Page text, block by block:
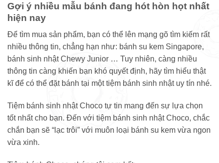
Gợi ý nhiều mẫu bánh đang hót hòn họt nhất
hiện nay
Để tìm mua sản phẩm, bạn có thể lên mạng gõ tìm kiếm rất
nhiều thông tin, chẳng hạn như: bánh su kem Singapore,
bánh sinh nhật Chewy Junior … Tuy nhiên, càng nhiều
thông tin càng khiến bạn khó quyết định, hãy tìm hiểu thật
kĩ để có thể đặt bánh tại một tiệm bánh sinh nhật uy tín nhé.
Tiệm bánh sinh nhật Choco tự tin mang đến sự lựa chọn
tốt nhất cho bạn. Đến với tiệm bánh sinh nhật Choco, chắc
chắn bạn sẽ “lạc trôi” với muôn loại bánh su kem vừa ngon
vừa xinh.